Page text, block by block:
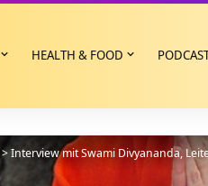
HEALTH & FOOD
>Interview mit Swami Divyananda,